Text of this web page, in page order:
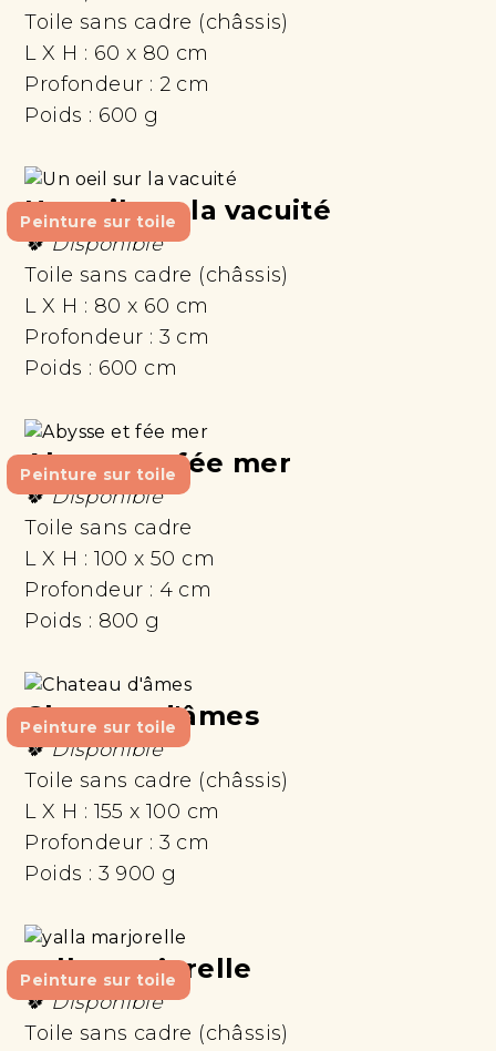
Toile sans cadre (châssis)
L X H : 60 x 80 cm
Profondeur : 2 cm
Poids : 600 g
Peinture sur toile
Un oeil sur la vacuité
🍀 Disponible
Toile sans cadre (châssis)
L X H : 80 x 60 cm
Profondeur : 3 cm
Poids : 600 cm
Peinture sur toile
Abysse et fée mer
🍀 Disponible
Toile sans cadre
L X H : 100 x 50 cm
Profondeur : 4 cm
Poids : 800 g
Peinture sur toile
Chateau d'âmes
🍀 Disponible
Toile sans cadre (châssis)
L X H : 155 x 100 cm
Profondeur : 3 cm
Poids : 3 900 g
Peinture sur toile
yalla marjorelle
🍀 Disponible
Toile sans cadre (châssis)